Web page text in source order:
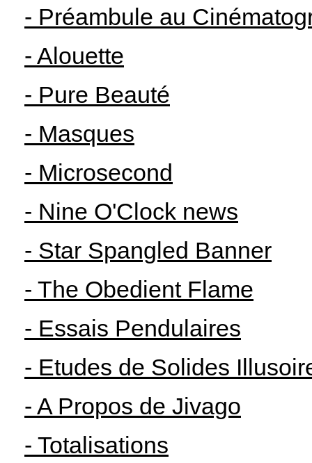
- Préambule au
- Alouette
- Pure Beauté
- Masques
- Microsecond
- Nine O'Clock news
- Star Spangled Banner
- The Obedient Flame
- Essais Pendulaires
- Etudes de Solides
- A Propos de Jivago
- Totalisations